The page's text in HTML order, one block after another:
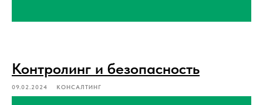
Контролинг и безопасность
09.02.2024 КОНСАЛТИНГ